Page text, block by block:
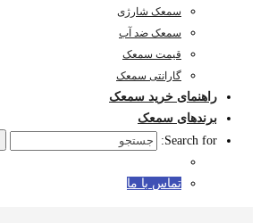
سمعک شارژی
سمعک ضد آب
قیمت سمعک
گارانتی سمعک
راهنمای خرید سمعک
برندهای سمعک
Search for:
تماس با ما